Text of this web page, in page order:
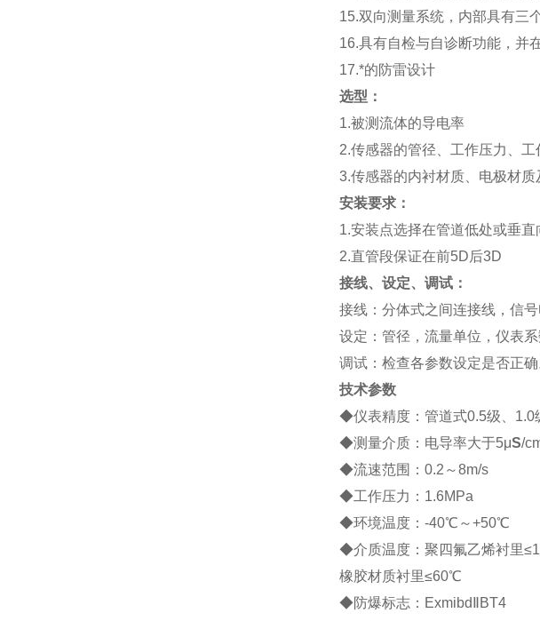
15.双向测量系统，内部具有三
16.具有自检与自诊断功能，并
17.*的防雷设计
选型：
1.被测流体的导电率
2.传感器的管径、工作压力、工
3.传感器的内衬材质、电极材质
安装要求：
1.安装点选择在管道低处或垂直
2.直管段保证在前5D后3D
接线、设定、调试：
接线：分体式之间连接线，信
设定：管径，流量单位，仪表系
调试：检查各参数设定是否正确
技术参数
◆仪表精度：管道式0.5级、1.0
◆测量介质：电导率大于5μS/
◆流速范围：0.2～8m/s
◆工作压力：1.6MPa
◆环境温度：-40℃～+50℃
◆介质温度：聚四氟乙烯衬里
橡胶材质衬里≤60℃
◆防爆标志：ExmibdⅡBT4